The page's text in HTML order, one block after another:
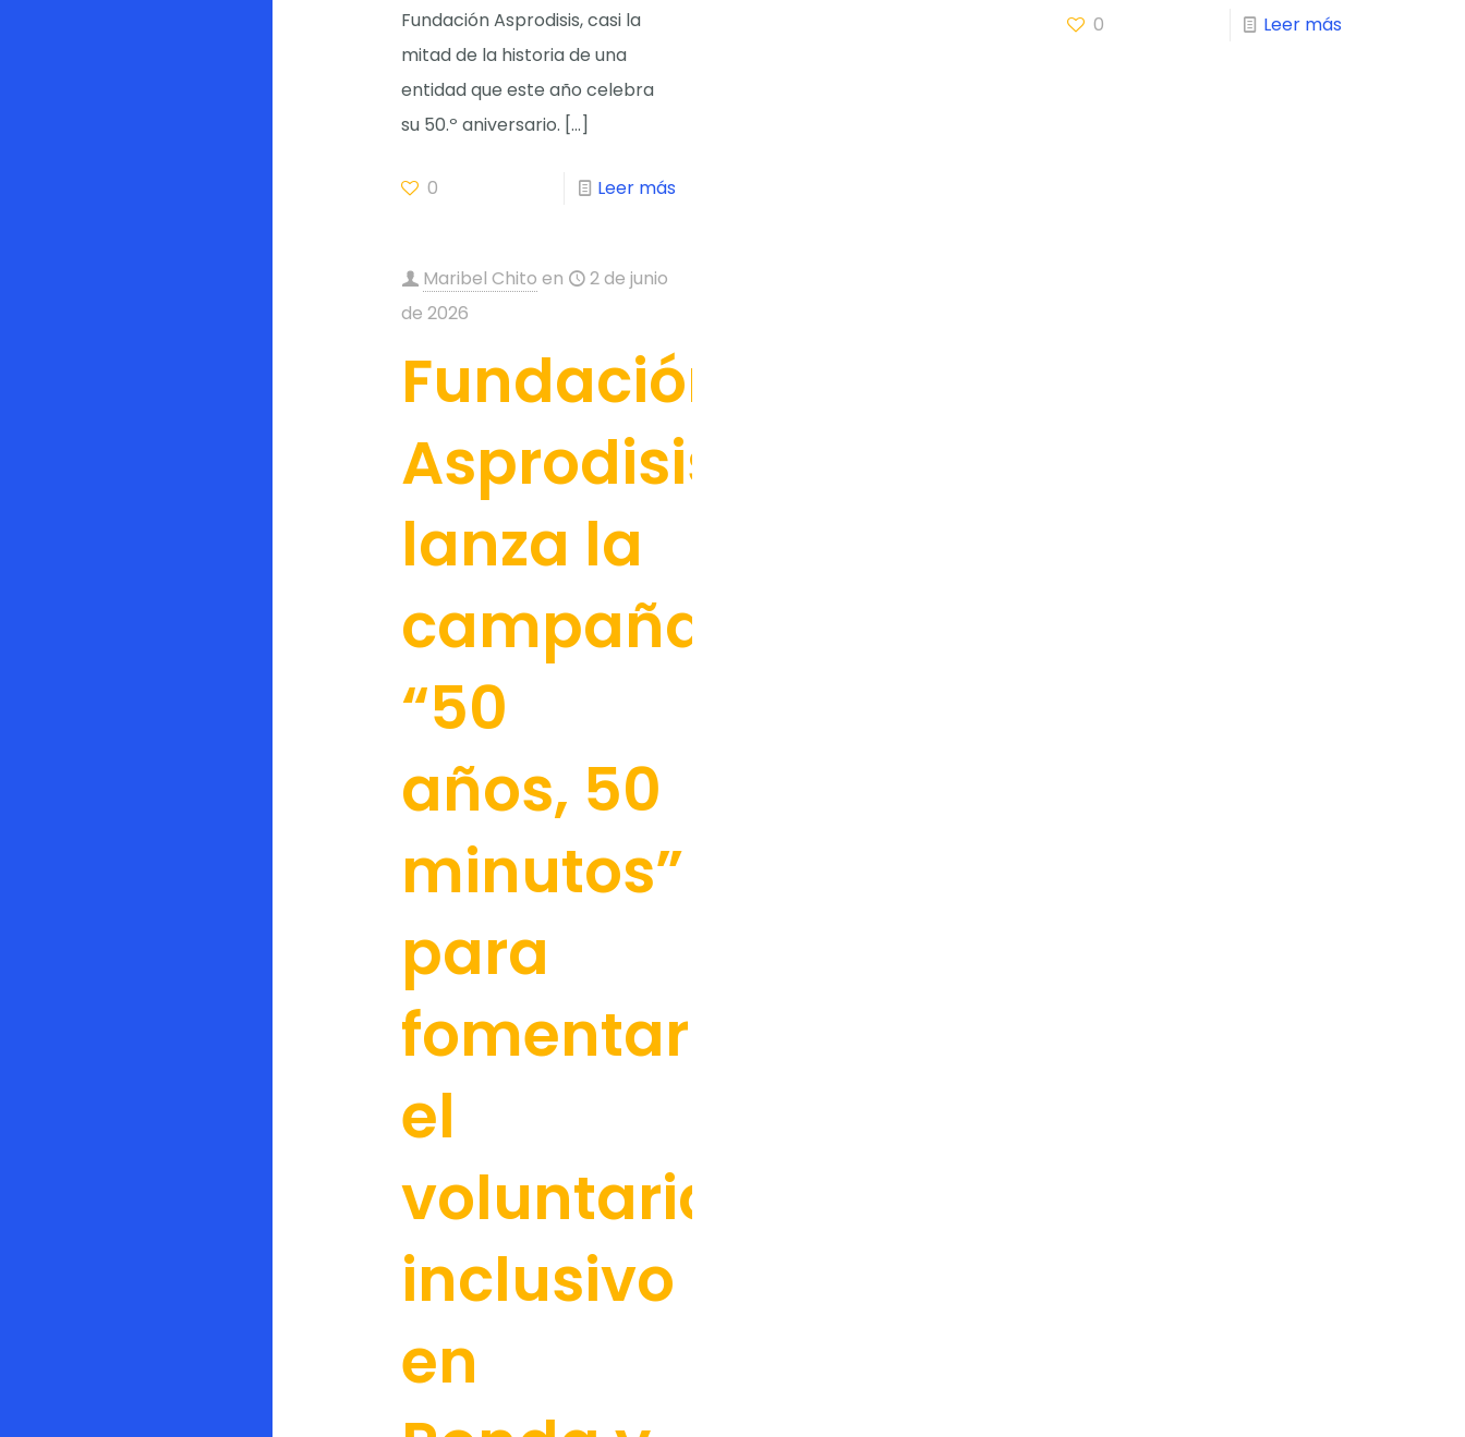
Fundación Asprodisis, casi la
mitad de la historia de una
entidad que este año celebra
su 50.º aniversario. […]
0 Leer más
0 Leer más
Maribel Chito en
2 de junio
de 2026
Fundación
Asprodisis
lanza la
campaña
“50
años, 50
minutos”
para
fomentar
el
voluntariado
inclusivo
en